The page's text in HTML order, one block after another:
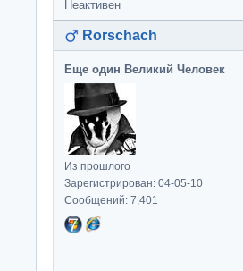
Неактивен
Rorschach
Еще один Великий Человек
Из прошлого
Зарегистрирован: 04-05-10
Сообщений: 7,401